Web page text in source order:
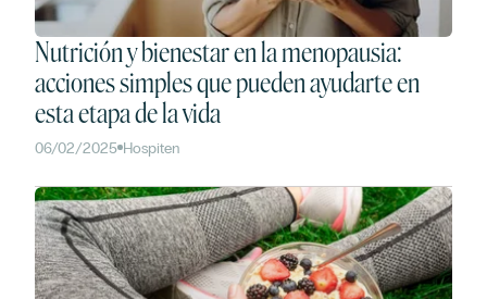
Nutrición y bienestar en la menopausia:
acciones simples que pueden ayudarte en
esta etapa de la vida
06/02/2025 Hospiten